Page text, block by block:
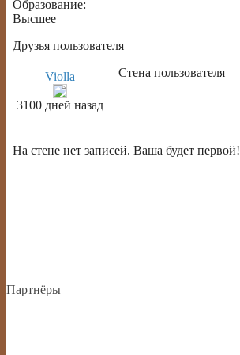
Образование:
Высшее
Друзья пользователя
Violla
3100 дней назад
Стена пользователя
На стене нет записей. Ваша будет первой!
Партнёры